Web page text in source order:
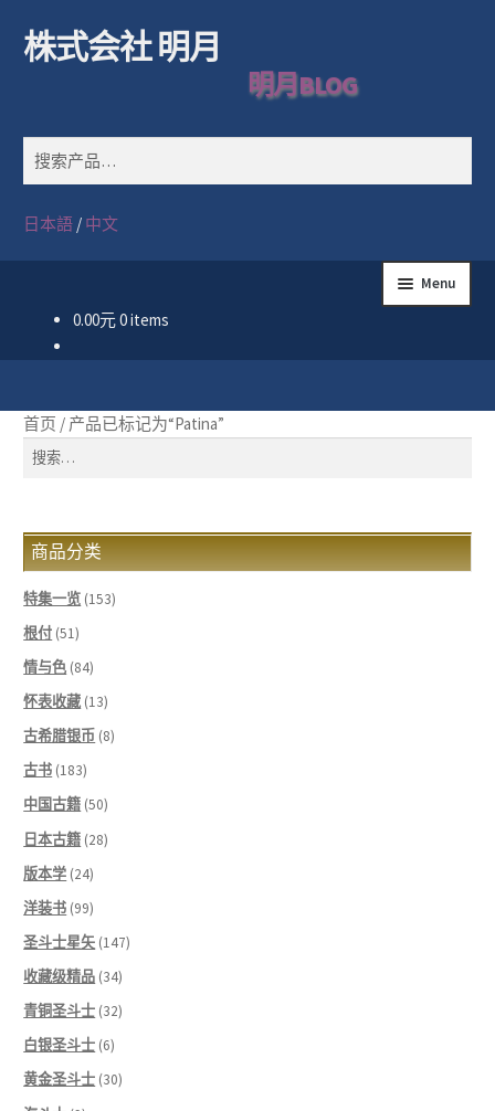
Skip
to
Skip
to
株式会社 明月
明月BLOG
搜
索：
搜
索
日本語 / 中文
Menu
商品一览
打折商品一览
推荐商品
支付与发送
新上架商品
特定商取引法公示
结算
联系我们
购物车
0.00元0 items
首页 / 产品已标记为“Patina”
搜
索：
商品分类
特集一览 (153)
根付 (51)
情与色 (84)
怀表收藏 (13)
古希腊银币 (8)
古书 (183)
中国古籍 (50)
日本古籍 (28)
版本学 (24)
洋装书 (99)
圣斗士星矢 (147)
收藏级精品 (34)
青铜圣斗士 (32)
白银圣斗士 (6)
黄金圣斗士 (30)